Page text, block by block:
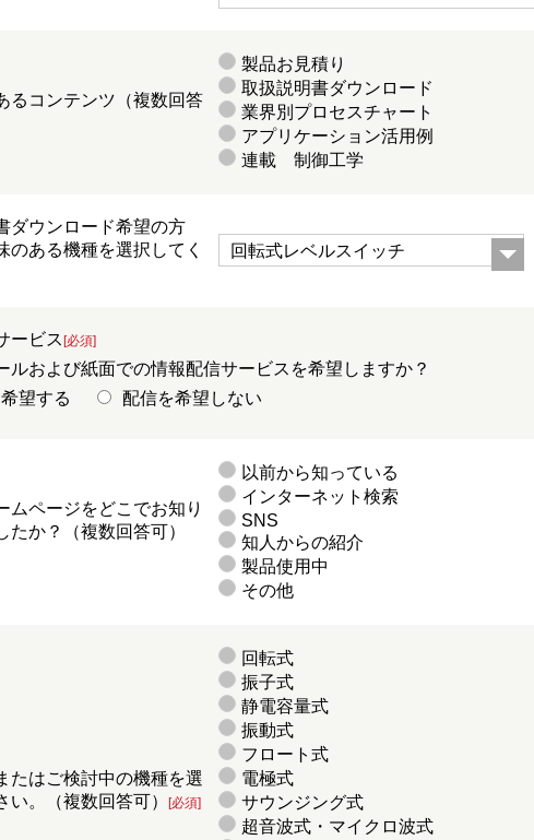
るコンテンツ（複数回答
製品お見積り
取扱説明書ダウンロード
業界別プロセスチャート
アプリケーション活用例
連載 制御工学
ダウンロード希望の方
のある機種を選択してく
ービス [必須]
ルおよび紙面での情報配信サービスを希望しますか？
望する
配信を希望しない
ムページをどこでお知り
たか？（複数回答可）
以前から知っている
インターネット検索
SNS
知人からの紹介
製品使用中
その他
たはご検討中の機種を選
い。（複数回答可）
[必須]
回転式
振子式
静電容量式
振動式
フロート式
電極式
サウンジング式
超音波式・マイクロ波式